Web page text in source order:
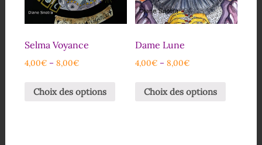
Selma Voyance
4,00€– 8,00€
Choix des options
Dame Lune
4,00€ –8,00€
Choix des options